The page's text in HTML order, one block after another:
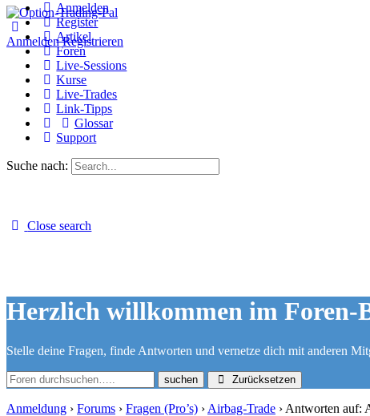
Anmelden Registrieren
Anmelden
Register
Artikel
Foren
Live-Sessions
Kurse
Live-Trades
Link-Tipps
Glossar
Support
Suche nach:
Close search
Herzlich willkommen im Foren-
Stelle deine Fragen, finde Antworten und vernetze dich mit anderen
Zurücksetzen
Anmeldung › Forums › Fragen (Pro’s) › Airbag-Trade › Antworten auf: